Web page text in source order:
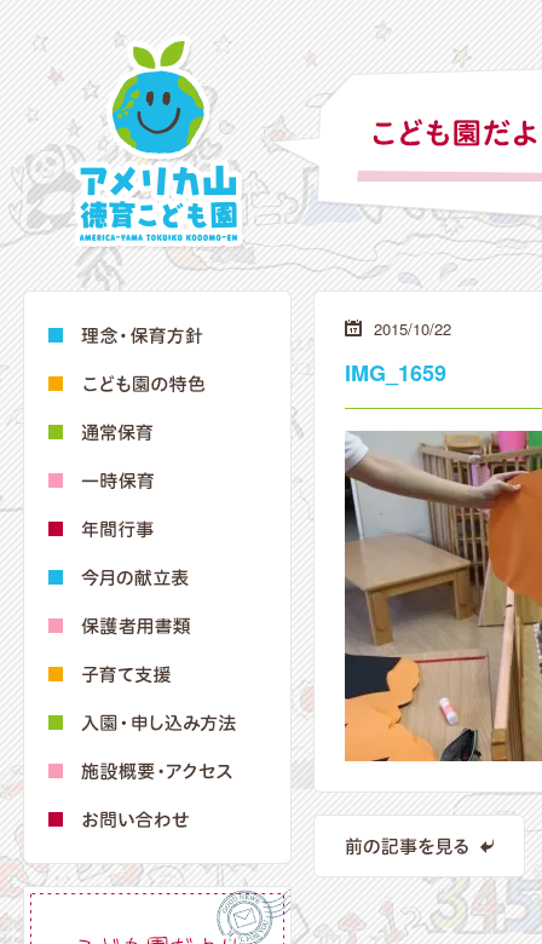
2015/10/22
IMG_1659